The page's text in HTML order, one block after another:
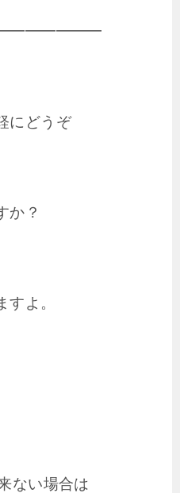
にどうぞ
か？
よ。
ない場合は